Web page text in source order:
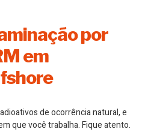
por
em
de ocorrência natural, e
que você trabalha. Fique atento.